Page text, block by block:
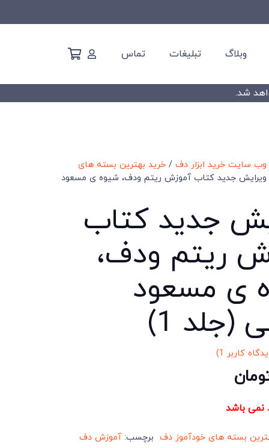
وبلاگ تبلیغات تماس
وب سایت خرید ابزار دف/ خرید بهترین بسته های
جدید کتاب آموزش ریتم ودف، شیوه ی مسعود
جدید کتاب
ریتم ودف،
ی مسعود
(جلد 1)
کاربر 1
)
نمی باشد
بسته های خودآموز دف برچسب:آموزش دف